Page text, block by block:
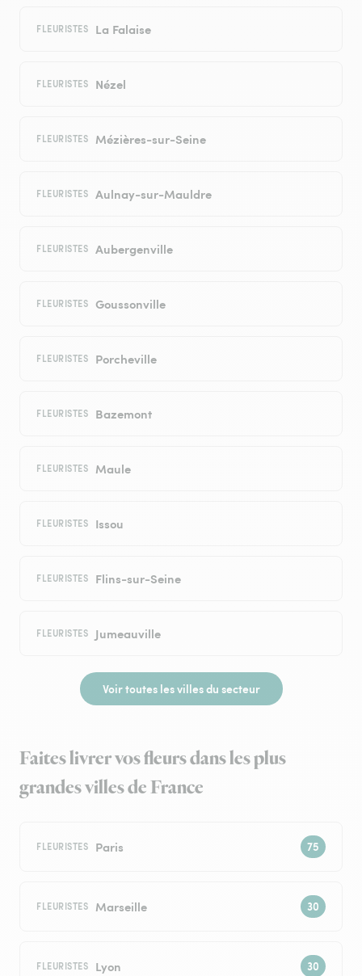
FLEURISTES La Falaise
FLEURISTES Nézel
FLEURISTES Mézières-sur-Seine
FLEURISTES Aulnay-sur-Mauldre
FLEURISTES Aubergenville
FLEURISTES Goussonville
FLEURISTES Porcheville
FLEURISTES Bazemont
FLEURISTES Maule
FLEURISTES Issou
FLEURISTES Flins-sur-Seine
FLEURISTES Jumeauville
Voir toutes les villes du secteur
Faites livrer vos fleurs dans les plus
grandes villes de France
FLEURISTES Paris
FLEURISTES Marseille
FLEURISTES Lyon